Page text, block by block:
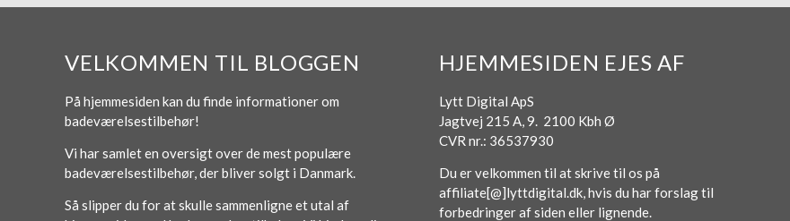
VELKOMMEN TIL BLOGGEN
På hjemmesiden kan du finde informationer om
badeværelsestilbehør!
Vi har samlet en oversigt over de mest populære
badeværelsestilbehør, der bliver solgt i Danmark.
Så slipper du for at skulle sammenligne et utal af
HJEMMESIDEN EJES AF
Lytt Digital ApS
Jagtvej 215 A, 9. 2100 Kbh Ø
CVR nr.: 36537930
Du er velkommen til at skrive til os på
affiliate[@]lyttdigital.dk, hvis du har forslag til
forbedringer af siden eller lignende.